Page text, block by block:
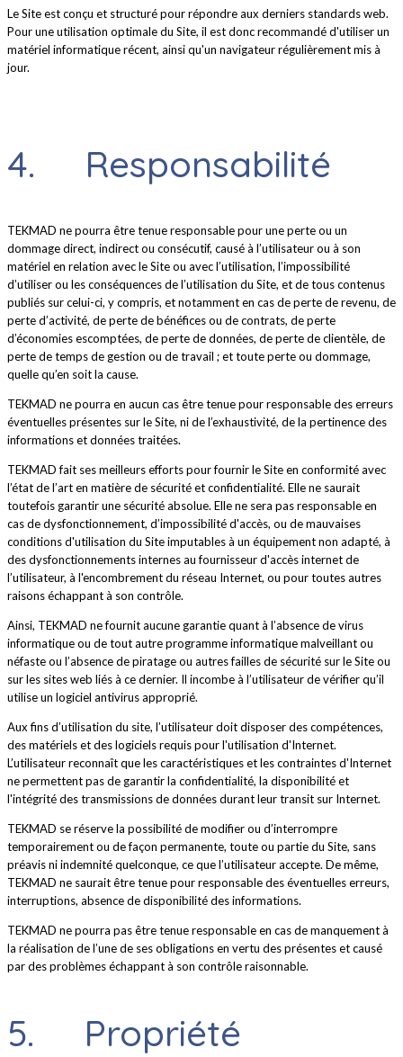
Le Site est conçu et structuré pour répondre aux derniers standards web.
Pour une utilisation optimale du Site, il est donc recommandé d'utiliser un
matériel informatique récent, ainsi qu'un navigateur régulièrement mis à
jour.
4. Responsabilité
TEKMAD ne pourra être tenue responsable pour une perte ou un
dommage direct, indirect ou consécutif, causé à l’utilisateur ou à son
matériel en relation avec le Site ou avec l’utilisation, l’impossibilité
d’utiliser ou les conséquences de l’utilisation du Site, et de tous contenus
publiés sur celui-ci, y compris, et notamment en cas de perte de revenu, de
perte d’activité, de perte de bénéfices ou de contrats, de perte
d’économies escomptées, de perte de données, de perte de clientèle, de
perte de temps de gestion ou de travail ; et toute perte ou dommage,
quelle qu’en soit la cause.
TEKMAD ne pourra en aucun cas être tenue pour responsable des erreurs
éventuelles présentes sur le Site, ni de l’exhaustivité, de la pertinence des
informations et données traitées.
TEKMAD fait ses meilleurs efforts pour fournir le Site en conformité avec
l’état de l’art en matière de sécurité et confidentialité. Elle ne saurait
toutefois garantir une sécurité absolue. Elle ne sera pas responsable en
cas de dysfonctionnement, d’impossibilité d'accès, ou de mauvaises
conditions d'utilisation du Site imputables à un équipement non adapté, à
des dysfonctionnements internes au fournisseur d'accès internet de
l’utilisateur, à l'encombrement du réseau Internet, ou pour toutes autres
raisons échappant à son contrôle.
Ainsi, TEKMAD ne fournit aucune garantie quant à l’absence de virus
informatique ou de tout autre programme informatique malveillant ou
néfaste ou l’absence de piratage ou autres failles de sécurité sur le Site ou
sur les sites web liés à ce dernier. Il incombe à l’utilisateur de vérifier qu’il
utilise un logiciel antivirus approprié.
Aux fins d’utilisation du site, l’utilisateur doit disposer des compétences,
des matériels et des logiciels requis pour l'utilisation d'Internet.
L’utilisateur reconnaît que les caractéristiques et les contraintes d'Internet
ne permettent pas de garantir la confidentialité, la disponibilité et
l'intégrité des transmissions de données durant leur transit sur Internet.
TEKMAD se réserve la possibilité de modifier ou d’interrompre
temporairement ou de façon permanente, toute ou partie du Site, sans
préavis ni indemnité quelconque, ce que l’utilisateur accepte. De même,
TEKMAD ne saurait être tenue pour responsable des éventuelles erreurs,
interruptions, absence de disponibilité des informations.
TEKMAD ne pourra pas être tenue responsable en cas de manquement à
la réalisation de l’une de ses obligations en vertu des présentes et causé
par des problèmes échappant à son contrôle raisonnable.
5. Propriété